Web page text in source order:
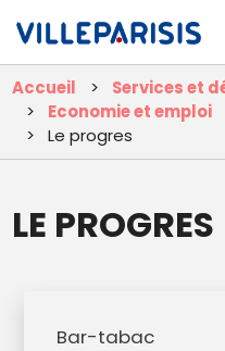
Accueil
Services et
Economie et emploi
Le progres
LE PROGRES
Bar-tabac